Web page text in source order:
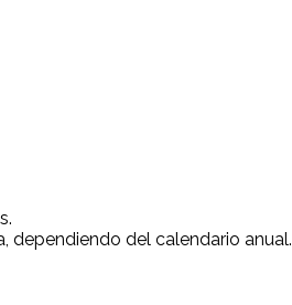
dependiendo del calendario anual.